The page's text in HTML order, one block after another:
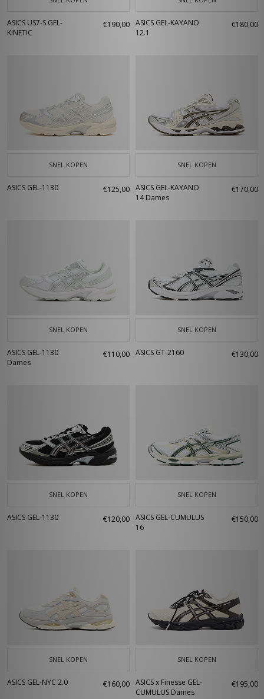
ASICS US7-S GEL-
KINETIC
€190,00 ASICS GEL-KAYANO
12.1
€180,00
SNEL KOPEN
ASICS GEL-1130 €125,00
SNEL KOPEN
ASICS GEL-KAYANO
14 Dames
€170,00
SNEL KOPEN
ASICS GEL-1130
Dames
€110,00
SNEL KOPEN
ASICS GT-2160 €130,00
SNEL KOPEN
ASICS GEL-1130 €120,00
SNEL KOPEN
ASICS GEL-CUMULUS
16
€150,00
SNEL KOPEN
ASICS GEL-NYC 2.0 €160,00
SNEL KOPEN
ASICS x Finesse GEL-
CUMULUS Dames
€195,00